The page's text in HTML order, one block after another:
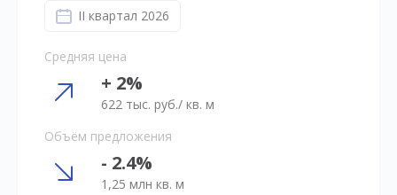
II квартал 2026
Средняя цена
+ 2%
622 тыс. руб./ кв. м
Объём предложения
- 2.4%
1,25 млн кв. м